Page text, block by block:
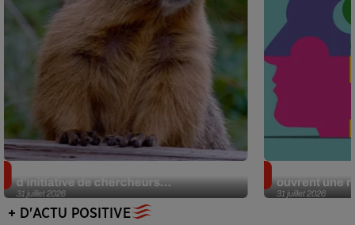
31 juillet 2026
d’initiative de chercheurs...
31 juillet 2026
ouvrent une
+ D'ACTU POSITIVE